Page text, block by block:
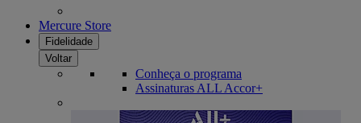
Mercure Store
Fidelidade
Voltar
Conheça o programa
Assinaturas ALL Accor+